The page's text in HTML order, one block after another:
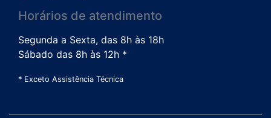
Horários de atendimento
Segunda a Sexta, das 8h às 18h
Sábado das 8h às 12h *
* Exceto Assistência Técnica